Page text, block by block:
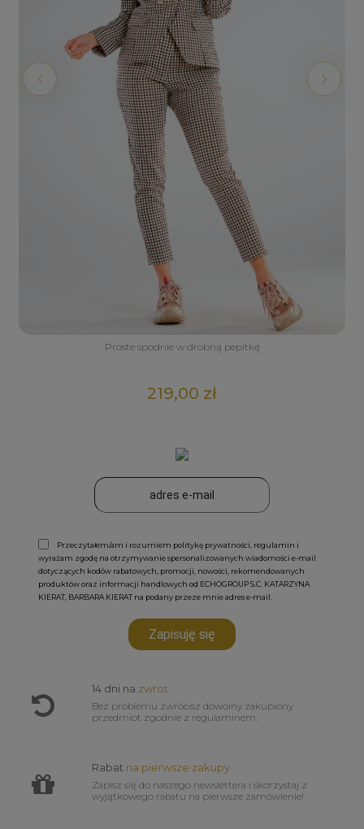
Proste spodnie w drobną pepitkę
219,00 zł
Przeczytałem/am i rozumiem politykę prywatności, regulamin i
wyrażam zgodę na otrzymywanie spersonalizowanych wiadomości e-mail
dotyczących kodów rabatowych, promocji, nowości, rekomendowanych
produktów oraz informacji handlowych od ECHOGROUP S.C. KATARZYNA
KIERAT, BARBARA KIERAT na podany przeze mnie adres e-mail.
Zapisuję się
14 dni na zwrot
Bez problemu zwrócisz dowolny zakupiony
przedmiot zgodnie z regulaminem.
Rabat na pierwsze zakupy
Zapisz się do naszego newslettera i skorzystaj z
wyjątkowego rabatu na pierwsze zamówienie!